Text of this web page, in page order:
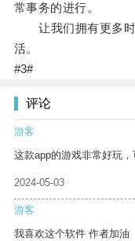
常事务的进行。
让我们拥有更多时
活。
#3#
评论
游客
这款app的游戏非常好玩，
2024-05-03
游客
我喜欢这个软件 作者加油